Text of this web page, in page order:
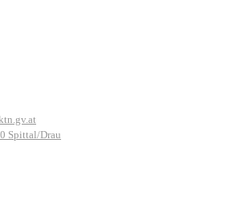
Spittal/Drau